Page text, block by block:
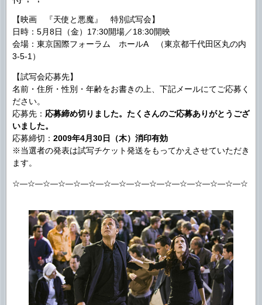
【映画 『天使と悪魔』 特別試写会】
日時：5月8日（金）17:30開場／18:30開映
会場：東京国際フォーラム ホールA （東京都千代田区丸の内
3-5-1）
【試写会応募先】
名前・住所・性別・年齢をお書きの上、下記メールにてご応募く
ださい。
応募先： 応募締め切りました。たくさんのご応募ありがとうござ
いました。
応募締切： 2009年4月30日（木）消印有効
※当選者の発表は試写チケット発送をもってかえさせていただき
ます。
☆―☆―☆―☆―☆―☆―☆―☆―☆―☆―☆―☆―☆―☆―☆―☆